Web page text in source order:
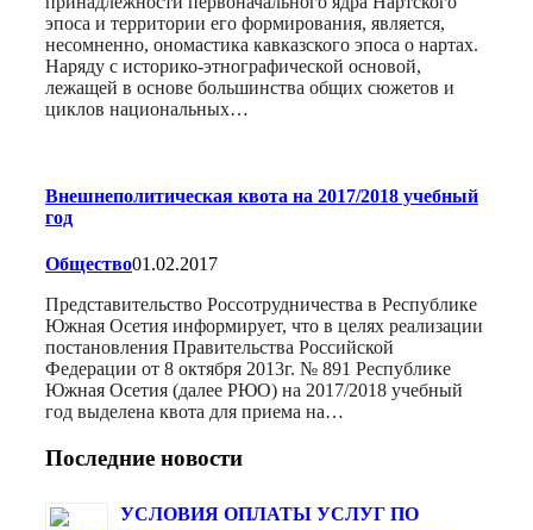
эпоса и территории его формирования, является,
несомненно, ономастика кавказского эпоса о нартах.
Наряду с историко-этнографической основой,
лежащей в основе большинства общих сюжетов и
циклов национальных…
Внешнеполитическая квота на 2017/2018 учебный
год
Общество01.02.2017
Представительство Россотрудничества в Республике
Южная Осетия информирует, что в целях реализации
постановления Правительства Российской
Федерации от 8 октября 2013г. № 891 Республике
Южная Осетия (далее РЮО) на 2017/2018 учебный
год выделена квота для приема на…
Последние новости
УСЛОВИЯ ОПЛАТЫ УСЛУГ ПО